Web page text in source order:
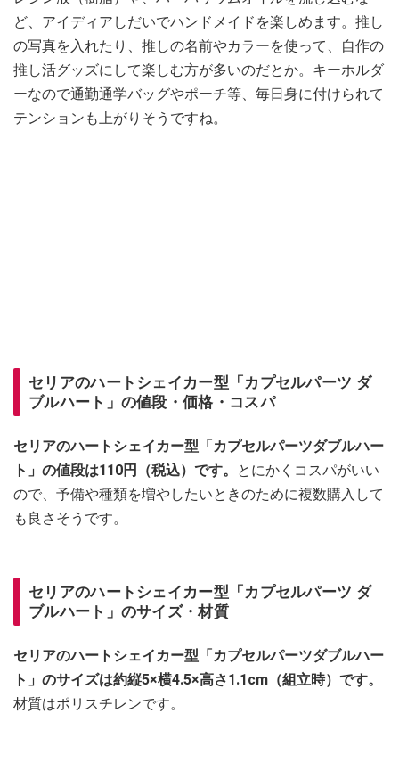
ど、アイディアしだいでハンドメイドを楽しめます。推し
の写真を入れたり、推しの名前やカラーを使って、自作の
推し活グッズにして楽しむ方が多いのだとか。キーホルダ
ーなので通勤通学バッグやポーチ等、毎日身に付けられて
テンションも上がりそうですね。
セリアのハートシェイカー型「カプセルパーツ ダ
ブルハート」の値段・価格・コスパ
セリアのハートシェイカー型「カプセルパーツダブルハー
ト」の値段は110円（税込）です。
とにかくコスパがいい
ので、予備や種類を増やしたいときのために複数購入して
も良さそうです。
セリアのハートシェイカー型「カプセルパーツ ダ
ブルハート」のサイズ・材質
セリアのハートシェイカー型「カプセルパーツダブルハー
ト」のサイズは約縦5×横4.5×高さ1.1cm（組立時）です。
材質はポリスチレンです。